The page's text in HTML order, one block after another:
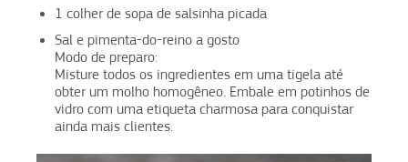
1 colher de sopa de salsinha picada
Sal e pimenta-do-reino a gosto
Modo de preparo:
Misture todos os ingredientes em uma tigela até
obter um molho homogêneo. Embale em potinhos de
vidro com uma etiqueta charmosa para conquistar
ainda mais clientes.